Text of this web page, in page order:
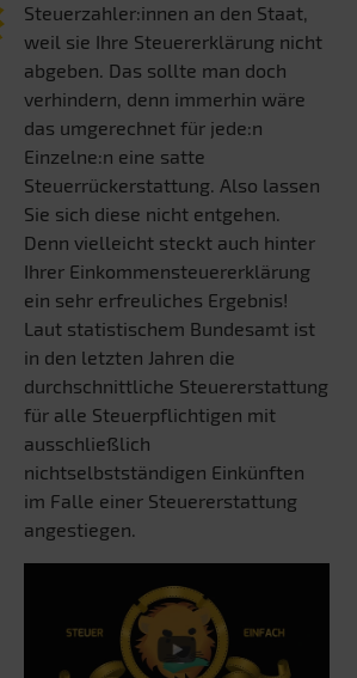
Steuerzahler:innen an den Staat,
weil sie Ihre Steuererklärung nicht
abgeben. Das sollte man doch
verhindern, denn immerhin wäre
das umgerechnet für jede:n
Einzelne:n eine satte
Steuerrückerstattung. Also lassen
Sie sich diese nicht entgehen.
Denn vielleicht steckt auch hinter
Ihrer Einkommensteuererklärung
ein sehr erfreuliches Ergebnis!
Laut statistischem Bundesamt ist
in den letzten Jahren die
durchschnittliche Steuererstattung
für alle Steuerpflichtigen mit
ausschließlich
nichtselbstständigen Einkünften
im Falle einer Steuererstattung
angestiegen.